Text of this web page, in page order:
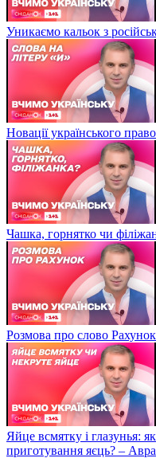
Уникаємо кальок з
Новації українського
Чашка, горнятко чи
Розмова про слово
Яйце всмятку і глазунья:
приготування яєць? –